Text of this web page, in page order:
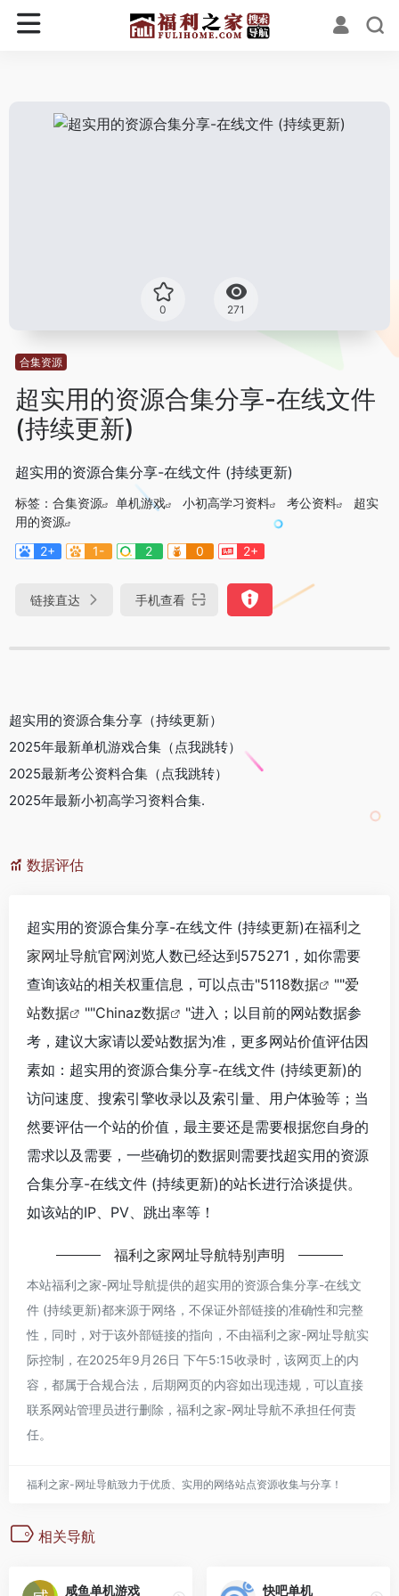
0 271
合集资源
超实用的资源合集分享-在线文件
(持续更新)
超实用的资源合集分享-在线文件 (持续更新)
标签： 合集资源 单机游戏 小初高学习资料 考公资料
超实
用的资源
2+
1- 2 0 2+
链接直达 手机查看
超实用的资源合集分享（持续更新）
2025年最新单机游戏合集（点我跳转）
2025最新考公资料合集（点我跳转）
2025年最新小初高学习资料合集.
数据评估
超实用的资源合集分享-在线文件 (持续更新)在福利之
家网址导航官网浏览人数已经达到575271，如你需要
查询该站的相关权重信息，可以点击"5118数据 ""爱
站数据
""Chinaz数据
"进入；以目前的网站数据参
考，建议大家请以爱站数据为准，更多网站价值评估因
素如：超实用的资源合集分享-在线文件 (持续更新)的
访问速度、搜索引擎收录以及索引量、用户体验等；当
然要评估一个站的价值，最主要还是需要根据您自身的
需求以及需要，一些确切的数据则需要找超实用的资源
合集分享-在线文件 (持续更新)的站长进行洽谈提供。
如该站的IP、PV、跳出率等！
福利之家网址导航特别声明
本站福利之家-网址导航提供的超实用的资源合集分享-在线文
件 (持续更新)都来源于网络，不保证外部链接的准确性和完整
性，同时，对于该外部链接的指向，不由福利之家-网址导航实
际控制，在2025年9月26日 下午5:15收录时，该网页上的内
容，都属于合规合法，后期网页的内容如出现违规，可以直接
联系网站管理员进行删除， 福利之家-网址导航不承担任何责
任。
福利之家-网址导航致力于优质、实用的网络站点资源收集与分享！
相关导航
咸鱼单机游戏 快吧单机